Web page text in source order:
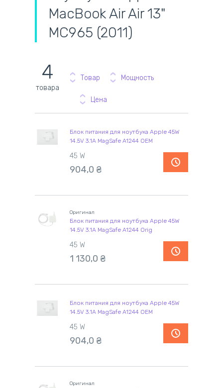
MacBook Air Air 13"
MC965 (2011)
4
товара
Товар Мощность
Цена
Блок питания для ноутбука Apple 45W
14.5V 3.1A MagSafe A1244 OEM
45 W
904,0 ₴
Оригинал
Блок питания для ноутбука Apple 45W
14.5V 3.1A MagSafe A1244 Orig
45 W
1 130,0 ₴
Блок питания для ноутбука Apple 45W
14.5V 3.1A MagSafe A1244 OEM
45 W
904,0 ₴
Оригинал